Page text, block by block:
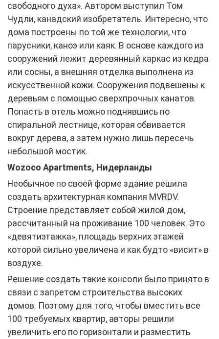
свободного духа». Автором выступил Том
Чудли, канадский изобретатель. Интересно, что
дома построены по той же технологии, что
парусники, каноэ или каяк. В основе каждого из
сооружений лежит деревянный каркас из кедра
или сосны, а внешняя отделка выполнена из
искусственной кожи. Сооружения подвешены к
деревьям с помощью сверхпрочных канатов.
Попасть в отель можно поднявшись по
спиральной лестнице, которая обвивается
вокруг дерева, а затем нужно лишь пересечь
небольшой мостик.
Wozoco Apartments, Нидерланды
Необычное по своей форме здание решила
создать архитектурная компания MVRDV.
Строение представляет собой жилой дом,
рассчитанный на проживание 100 человек. Это
«девятиэтажка», площадь верхних этажей
которой сильно увеличена и как будто «висит» в
воздухе.
Решение создать такие консоли было принято в
связи с запретом строительства высоких
домов. Поэтому для того, чтобы вместить все
100 требуемых квартир, авторы решили
увеличить его по горизонтали и разместить